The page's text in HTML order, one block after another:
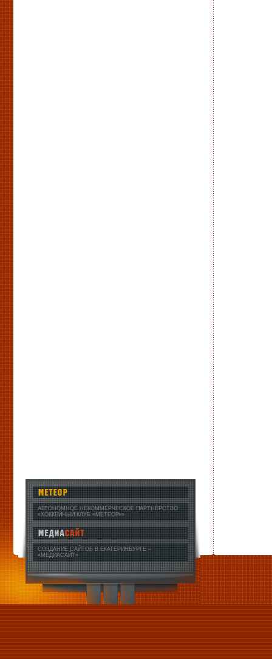
АВТОНОМНОЕ НЕКОММЕРЧЕСКОЕ ПАРТНЁРСТВО
«ХОККЕЙНЫЙ КЛУБ «МЕТЕОР»»
СОЗДАНИЕ САЙТОВ В ЕКАТЕРИНБУРГЕ –
«МЕДИАСАЙТ»